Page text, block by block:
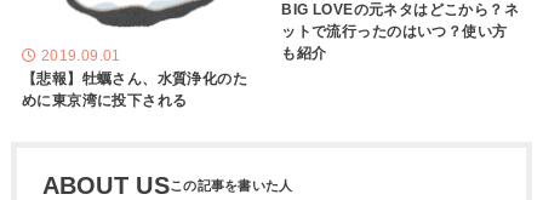
2019.09.01
【悲報】牡蠣さん、水質浄化のた
めに東京湾に投下される
BIG LOVEの元ネタはどこから？ネ
ットで流行ったのはいつ？使い方
も紹介
ABOUT US